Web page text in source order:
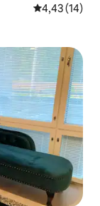
Gemiddelde
4,43 (14)